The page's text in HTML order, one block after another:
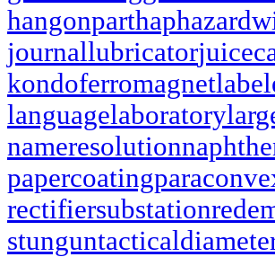
hangonpart
journallubricator
kondoferromagnet
languagelaboratory
nameresolution
papercoating
rectifiersubstation
stungun